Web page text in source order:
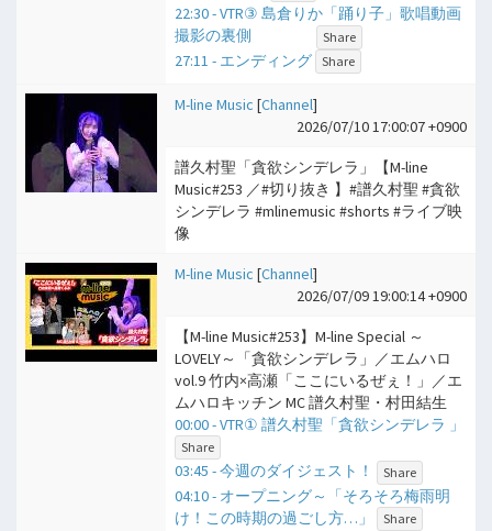
22:30 - VTR③ 島倉りか「踊り子」歌唱動画
撮影の裏側
Share
27:11 - エンディング Share
M-line Music [Channel]
2026/07/10 17:00:07 +0900
譜久村聖「貪欲シンデレラ」【M-line
Music#253 ／#切り抜き 】#譜久村聖 #貪欲
シンデレラ #mlinemusic #shorts #ライブ映
像
M-line Music [Channel]
2026/07/09 19:00:14 +0900
【M-line Music#253】M-line Special ～
LOVELY～「貪欲シンデレラ」／エムハロ
vol.9 竹内×高瀬「ここにいるぜぇ！」／エ
ムハロキッチン MC 譜久村聖・村田結生
00:00 - VTR① 譜久村聖「貪欲シンデレラ 」
Share
03:45 - 今週のダイジェスト！ Share
04:10 - オープニング～「そろそろ梅雨明
け！この時期の過ごし方…」
Share